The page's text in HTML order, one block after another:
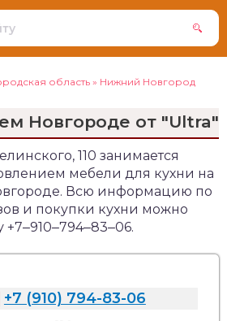
область » Нижний Новгород
Новгороде от "Ultra"
110 занимается
мебели для кухни на
Всю информацию по
и покупки кухни можно
+7‒910‒794‒83‒06.
+7 (910) 794-83-06